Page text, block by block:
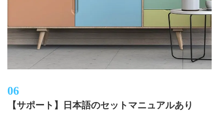
【サポート】日本語のセットマニュアルあり